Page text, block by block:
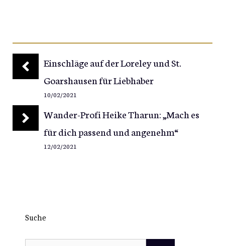
Einschläge auf der Loreley und St.
Goarshausen für Liebhaber
10/02/2021
Wander-Profi Heike Tharun: „Mach es
für dich passend und angenehm“
12/02/2021
Suche